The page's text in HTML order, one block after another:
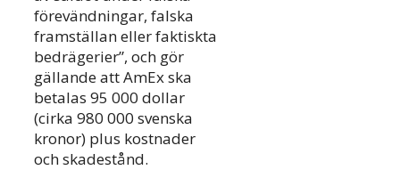
förevändningar, falska
framställan eller faktiskta
bedrägerier”, och gör
gällande att AmEx ska
betalas 95 000 dollar
(cirka 980 000 svenska
kronor) plus kostnader
och skadestånd.